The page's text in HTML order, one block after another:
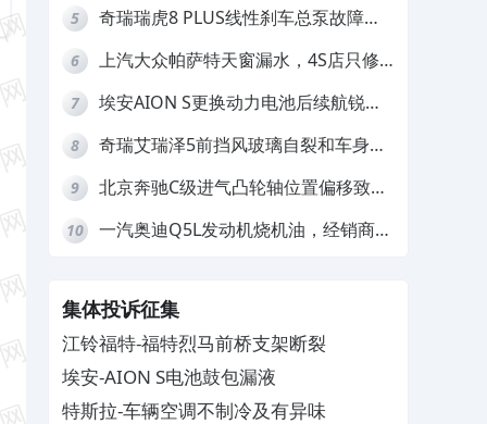
5
奇瑞瑞虎8 PLUS线性刹车总泵故障，
6
上汽大众帕萨特天窗漏水，4S店只修
7
埃安AION S更换动力电池后续航锐
8
奇瑞艾瑞泽5前挡风玻璃自裂和车身多
9
北京奔驰C级进气凸轮轴位置偏移致发
10
一汽奥迪Q5L发动机烧机油，经销商推
集体投诉征集
江铃福特-福特烈马前桥支架断裂
埃安-AION S电池鼓包漏液
特斯拉-车辆空调不制冷及有异味